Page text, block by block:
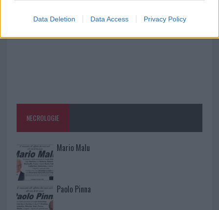
Data Deletion Data Access Privacy Policy
NECROLOGIE
Mario Malu
Paolo Pinna